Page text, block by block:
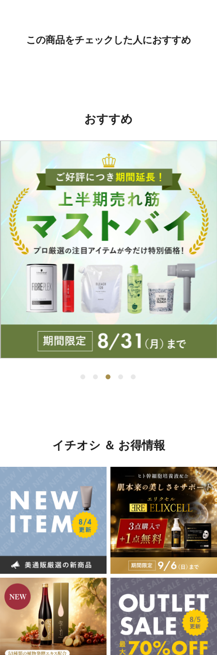
この商品をチェックした人におすすめ
おすすめ
イチオシ ＆ お得情報